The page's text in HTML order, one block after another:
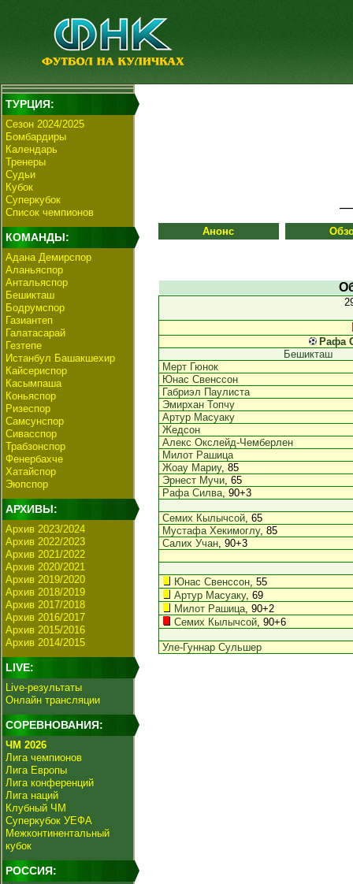
ТУРЦИЯ:
Сезон 2024/2025
Бомбардиры
Календарь
Тренеры
Судьи
Кубок
Суперкубок
Список чемпионов
КОМАНДЫ:
Адана Демирспор
Аланьяспор
Антальяспор
Бешикташ
Бодрумспор
Газиантеп
Галатасарай
Гезтепе
Истанбул Башакшехир
Кайсериспор
Касымпаша
Коньяспор
Ризеспор
Самсунспор
Сивасспор
Трабзонспор
Фенербахче
Хатайспор
Эюпспор
АРХИВЫ:
Архив 2023/2024
Архив 2022/2023
Архив 2021/2022
Архив 2020/2021
Архив 2019/2020
Архив 2018/2019
Архив 2017/2018
Архив 2016/2017
Архив 2015/2016
Архив 2014/2015
LIVE:
Live-результаты
Онлайн трансляции
СОРЕВНОВАНИЯ:
ЧМ 2026
Лига чемпионов
Лига Европы
Лига конференций
Лига наций
Клубный ЧМ
Суперкубок УЕФА
Межконтинентальный
кубок
РОССИЯ:
Анонс
Рафа
Бешикташ
Мерт Гюнок
Юнас Свенссон
Габриэл Паулиста
Эмирхан Топчу
Артур Масуаку
Жедсон
Алекс Окслейд-Чемберлен
Милот Рашица
Жоау Мариу, 85
Эрнест Мучи, 65
Рафа Силва, 90+3
Семих Кылычсой, 65
Мустафа Хекимоглу, 85
Салих Учан, 90+3
Юнас Свенссон, 55
Артур Масуаку, 69
Милот Рашица, 90+2
Семих Кылычсой, 90+6
Уле-Гуннар Сульшер